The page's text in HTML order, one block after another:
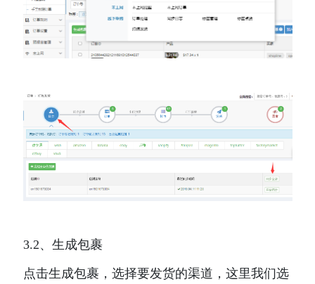
3.2、生成包裹
点击生成包裹，选择要发货的渠道，这里我们选